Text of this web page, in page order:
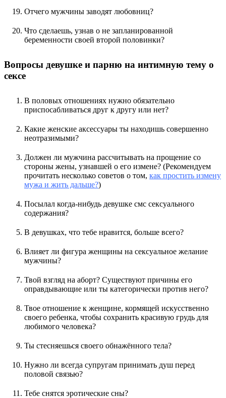
Отчего мужчины заводят любовниц?
Что сделаешь, узнав о не запланированной
беременности своей второй половинки?
Вопросы девушке и парню на интимную тему о
сексе
В половых отношениях нужно обязательно
приспосабливаться друг к другу или нет?
Какие женские аксессуары ты находишь совершенно
неотразимыми?
Должен ли мужчина рассчитывать на прощение со
стороны жены, узнавшей о его измене? (Рекомендуем
прочитать несколько советов о том, как простить измену
мужа и жить дальше?)
Посылал когда-нибудь девушке смс сексуального
содержания?
В девушках, что тебе нравится, больше всего?
Влияет ли фигура женщины на сексуальное желание
мужчины?
Твой взгляд на аборт? Существуют причины его
оправдывающие или ты категорически против него?
Твое отношение к женщине, кормящей искусственно
своего ребенка, чтобы сохранить красивую грудь для
любимого человека?
Ты стесняешься своего обнажённого тела?
Нужно ли всегда супругам принимать душ перед
половой связью?
Тебе снятся эротические сны?